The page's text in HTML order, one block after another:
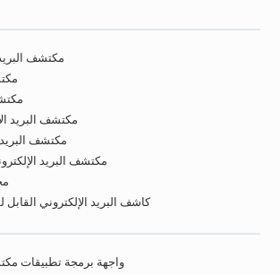
مكتشف
مكتشف البريد
مكتشف البريد
مكتشف البريد
كاشف البريد الإلكتروني
واجهة برمجة تطبيقات